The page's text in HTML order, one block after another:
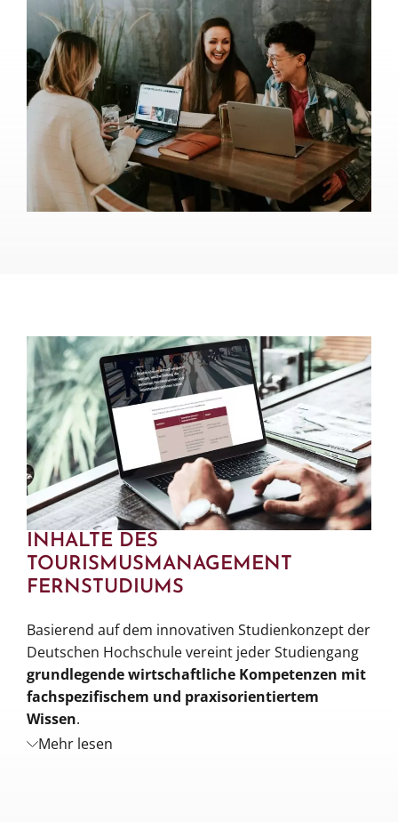
Sie lernenaktuelle und praxisrelevante Inhalte
aus den Bereichen Tourismusmanagement,
Hotelmanagement und Unternehmensführung,
Recht und Tourismus, Mobilitäts- und
Reisemanagement, digitale Transformation und
Trends sowie Kundenanalyse kennen.
Mit diesem Abschluss in der Hand sind Sie bereit
Aufstiegsmöglichkeiten in mittleren oder
großen Unternehmen.
INHALTE DES
TOURISMUSMANAGEMENT
FERNSTUDIUMS
Basierend auf dem innovativen Studienkonzept der
Deutschen Hochschule vereint jeder Studiengang
grundlegende wirtschaftliche Kompetenzen mit
fachspezifischem und praxisorientiertem
Wissen.
Die Studieninhalte des Bachelor Fernstudiums
Mehr lesen